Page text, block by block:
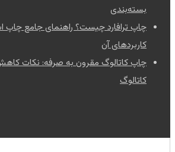
بسته‌بندی
چاپ ترافارد چیست؟ راهنمای جامع چاپ
کاربردهای آن
چاپ کاتالوگ مقرون به صرفه: نکات
کاتالوگ